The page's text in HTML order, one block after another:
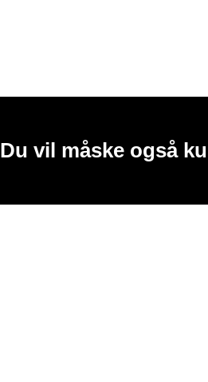
Du vil måske også